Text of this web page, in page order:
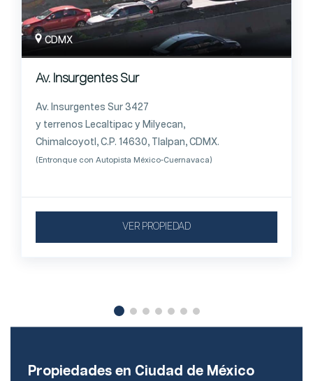
CDMX
Av. Insurgentes Sur
Av. Insurgentes Sur 3427
y terrenos Lecaltipac y Milyecan,
Chimalcoyotl, C.P. 14630, Tlalpan, CDMX.
(Entronque con Autopista México-Cuernavaca)
VER PROPIEDAD
Propiedades en Ciudad de México